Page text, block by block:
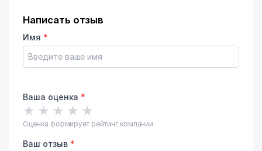
Написать отзыв
Имя *
Ваша оценка *
★ ★ ★ ★ ★
Оценка формирует рейтинг компании
Ваш отзыв *